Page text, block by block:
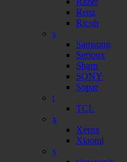
Renz
Ricoh
s
Samsung
Serioux
Sharp
SONY
Sopar
t
TCL
x
Xerox
Xiaomi
v